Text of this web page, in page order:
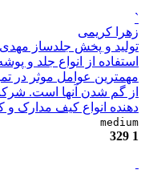
`
زهرا کریمی
تولید و پخش جلدساز مهدی
استفاده از انواع جلد و
مهمترین عوامل موثر در
از گم شدن آنها است.
دهنده انواع کیف مدارک و
medium
1
329